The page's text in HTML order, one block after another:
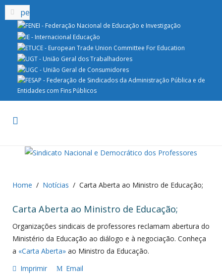
Home Notícias Carta Aberta ao Ministro de Educação;
Carta Aberta ao Ministro de Educação;
Organizações sindicais de professores reclamam abertura do
Ministério da Educação ao diálogo e à negociação. Conheça
a «Carta Aberta» ao Ministro da Educação.
Imprimir
Email